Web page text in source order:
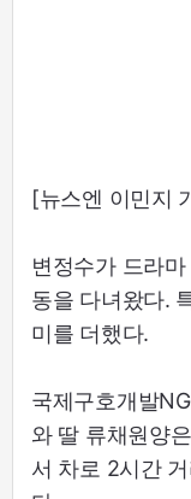
[뉴스엔 이민지
변정수가 드라
동을 다녀왔다.
미를 더했다.
국제구호개발
와 딸 류채원양
서 차로 2시간